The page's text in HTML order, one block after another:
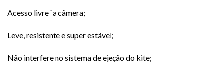
Acesso livre `a câmera;
Leve, resistente e super estável;
Não interfere no sistema de ejeção do kite;